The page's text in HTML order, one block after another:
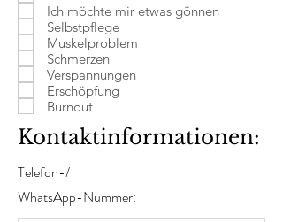
Ich möchte mir etwas gönnen
Selbstpflege
Muskelproblem
Schmerzen
Verspannungen
Erschöpfung
Burnout
Kontaktinformationen:
Telefon-/
WhatsApp-Nummer: